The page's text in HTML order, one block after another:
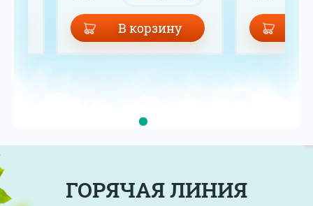
В корзину
ГОРЯЧАЯ ЛИНИЯ